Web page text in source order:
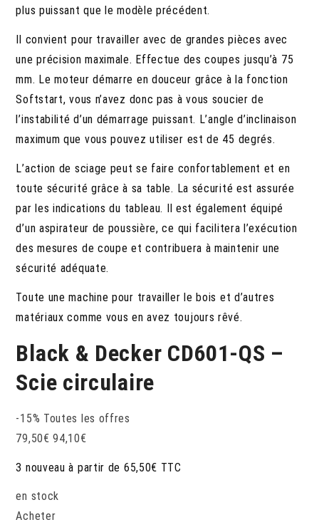
plus puissant que le modèle précédent.
Il convient pour travailler avec de grandes pièces avec
une précision maximale. Effectue des coupes jusqu’à 75
mm. Le moteur démarre en douceur grâce à la fonction
Softstart, vous n’avez donc pas à vous soucier de
l’instabilité d’un démarrage puissant. L’angle d’inclinaison
maximum que vous pouvez utiliser est de 45 degrés.
L’action de sciage peut se faire confortablement et en
toute sécurité grâce à sa table. La sécurité est assurée
par les indications du tableau. Il est également équipé
d’un aspirateur de poussière, ce qui facilitera l’exécution
des mesures de coupe et contribuera à maintenir une
sécurité adéquate.
Toute une machine pour travailler le bois et d’autres
matériaux comme vous en avez toujours rêvé.
Black & Decker CD601-QS –
Scie circulaire
-15% Toutes les offres
79,50€ 94,10€
3 nouveau à partir de 65,50€ TTC
en stock
Acheter